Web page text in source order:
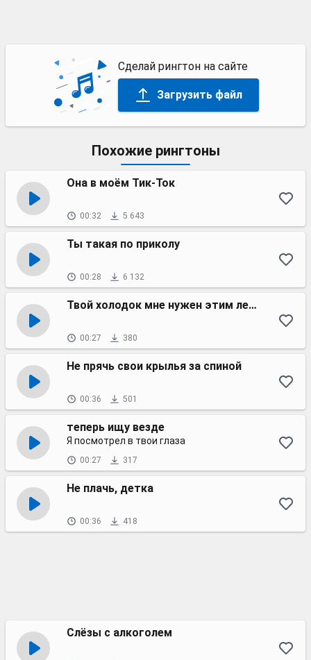
Сделай рингтон на сайте
Загрузить файл
Похожие рингтоны
Она в моём Тик-Ток
00:32 5 643
Ты такая по приколу
00:28 6 132
Твой холодок мне нужен этим летом
00:27 380
Не прячь свои крылья за спиной
00:36 501
теперь ищу везде
Я посмотрел в твои глаза
00:27 317
Не плачь, детка
00:36 418
Слёзы с алкоголем